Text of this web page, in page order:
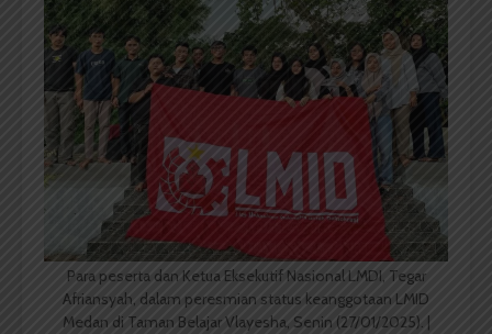
Para peserta dan Ketua Eksekutif Nasional LMDI, Tegar
Afriansyah, dalam peresmian status keanggotaan LMID
Medan di Taman Belajar Vlayesha, Senin (27/01/2025). |